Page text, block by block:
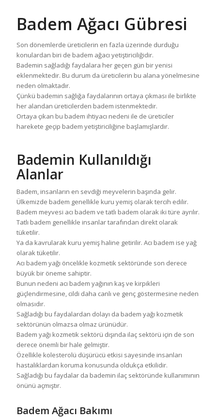
Badem Ağacı Gübresi
Son dönemlerde üreticilerin en fazla üzerinde durduğu
konulardan biri de badem ağacı yetiştiriciliğidir.
Bademin sağladığı faydalara her geçen gün bir yenisi
eklenmektedir. Bu durum da üreticilerin bu alana yönelmesine
neden olmaktadır.
Çünkü bademin sağlığa faydalarının ortaya çıkması ile birlikte
her alandan üreticilerden badem istenmektedir.
Ortaya çıkan bu badem ihtiyacı nedeni ile de üreticiler
harekete geçip badem yetiştiriciliğine başlamışlardır.
Bademin Kullanıldığı
Alanlar
Badem, insanların en sevdiği meyvelerin başında gelir.
Ülkemizde badem genellikle kuru yemiş olarak tercih edilir.
Badem meyvesi acı badem ve tatlı badem olarak iki türe ayrılır.
Tatlı badem genellikle insanlar tarafından direkt olarak
tüketilir.
Ya da kavrularak kuru yemiş haline getirilir. Acı badem ise yağ
olarak tüketilir.
Acı badem yağı öncelikle kozmetik sektöründe son derece
büyük bir öneme sahiptir.
Bunun nedeni acı badem yağının kaş ve kirpikleri
güçlendirmesine, cildi daha canlı ve genç göstermesine neden
olmasıdır.
Sağladığı bu faydalardan dolayı da badem yağı kozmetik
sektörünün olmazsa olmaz ürünüdür.
Badem yağı kozmetik sektörü dışında ilaç sektörü için de son
derece önemli bir hale gelmiştir.
Özellikle kolesterolü düşürücü etkisi sayesinde insanları
hastalıklardan koruma konusunda oldukça etkilidir.
Sağladığı bu faydalar da bademin ilaç sektöründe kullanımının
önünü açmıştır.
Badem Ağacı Bakımı